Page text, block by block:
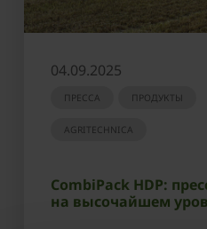
04.09.2025
ПРЕССА ПРОДУКТЫ
AGRITECHNICA
CombiPack HDP:
на высочайшем